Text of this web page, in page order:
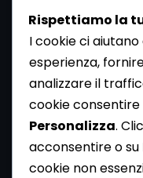
Newsletter
Se vuoi ricevere la
dalla Redazione di
Newsletter [Clicca Qui]
Rispettiamo la
I cookie ci
esperienza,
analizzare il
cookie
Personalizza.
acconsentire o su
cookie non